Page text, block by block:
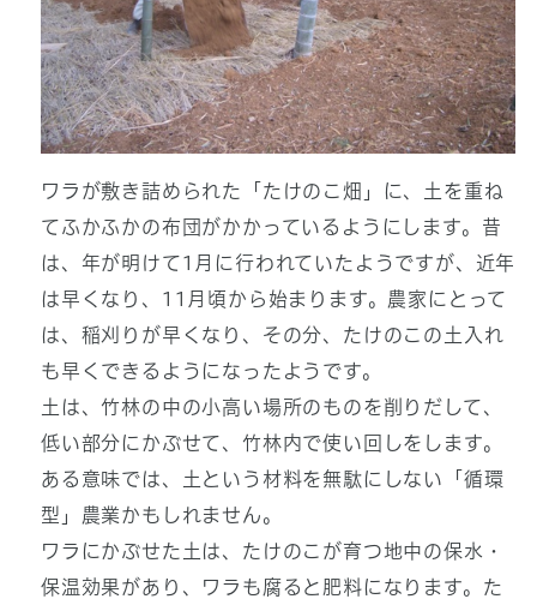
ワラが敷き詰められた「たけのこ畑」に、土を重ね
てふかふかの布団がかかっているようにします。昔
は、年が明けて1月に行われていたようですが、近年
は早くなり、11月頃から始まります。農家にとって
は、稲刈りが早くなり、その分、たけのこの土入れ
も早くできるようになったようです。
土は、竹林の中の小高い場所のものを削りだして、
低い部分にかぶせて、竹林内で使い回しをします。
ある意味では、土という材料を無駄にしない「循環
型」農業かもしれません。
ワラにかぶせた土は、たけのこが育つ地中の保水・
保温効果があり、ワラも腐ると肥料になります。た